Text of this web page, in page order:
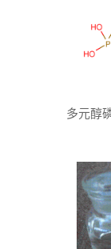
多元醇